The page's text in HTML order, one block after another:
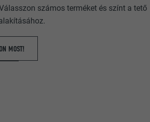
számos terméket és színt a tető
MOST!
FOLYAMAT